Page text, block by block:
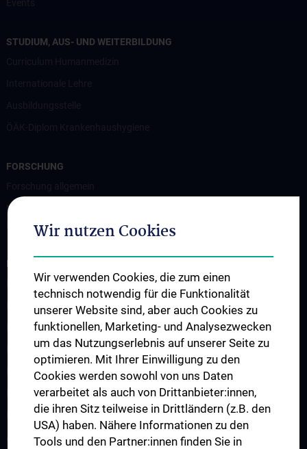
STUDIUM, AUS- UND WEITERBILDUNG
FORSCHUNG
Nationales Referenzzentrum für Gesundheitssystem-assoziierte
Infektionen und Krankenhaushygiene (NRZ HAI und KHH)
INFORMATIONEN FÜR MEDIZINISCHES FACHPERSONAL
Hygienemappe
Krankenhausinfektionen
Hygienekontaktpersonen
Medizinprodukte
Meldepflichtige Krankheiten
Hygiene- & Desinfektionspläne
Hygienebegehungen
Ausbruchssituation
Wir nutzen Cookies
Wir verwenden Cookies, die zum einen
technisch notwendig für die Funktionalität
unserer Website sind, aber auch Cookies zu
funktionellen, Marketing- und Analysezwecken
um das Nutzungserlebnis auf unserer Seite zu
optimieren. Mit Ihrer Einwilligung zu den
Cookies werden sowohl von uns Daten
verarbeitet als auch von Drittanbieter:innen,
die ihren Sitz teilweise in Drittländern (z.B. den
USA) haben. Nähere Informationen zu den
Tools und den Partner:innen finden Sie in